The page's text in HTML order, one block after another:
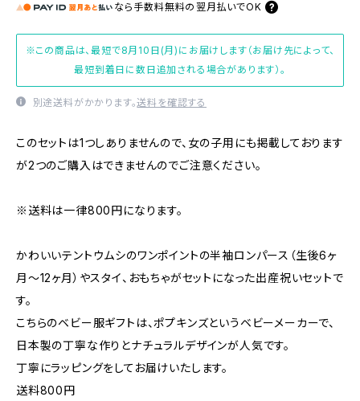
なら 手数料無料の 翌月払いでOK
※この商品は、最短で8月10日(月)にお届けします（お届け先によって、
最短到着日に数日追加される場合があります）。
別途送料がかかります。送料を確認する
このセットは1つしありませんので、女の子用にも掲載しております
が2つのご購入はできませんのでご注意ください。
※送料は一律800円になります。
かわいいテントウムシのワンポイントの半袖ロンパース（生後6ヶ
月～12ヶ月）やスタイ、おもちゃがセットになった出産祝いセットで
す。
こちらのベビー服ギフトは、ポプキンズというベビーメーカーで、
日本製の丁寧な作りとナチュラルデザインが人気です。
丁寧にラッピングをしてお届けいたします。
送料800円